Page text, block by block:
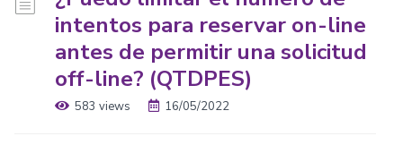
intentos para reservar on-line
antes de permitir una solicitud
off-line? (QTDPES)
583 views 16/05/2022